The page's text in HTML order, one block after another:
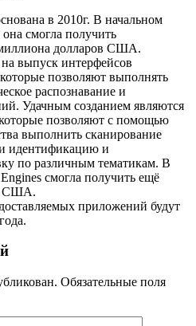
в 2010г. В начальном
смогла получить
долларов США.
выпуск интерфейсов
позволяют выполнять
распознавание и
Удачным созданием являются
позволяют с помощью
выполнить сканирование
идентификацию и
по различным тематикам. В
смогла получить ещё
США.
приложений будут
Обязательные поля